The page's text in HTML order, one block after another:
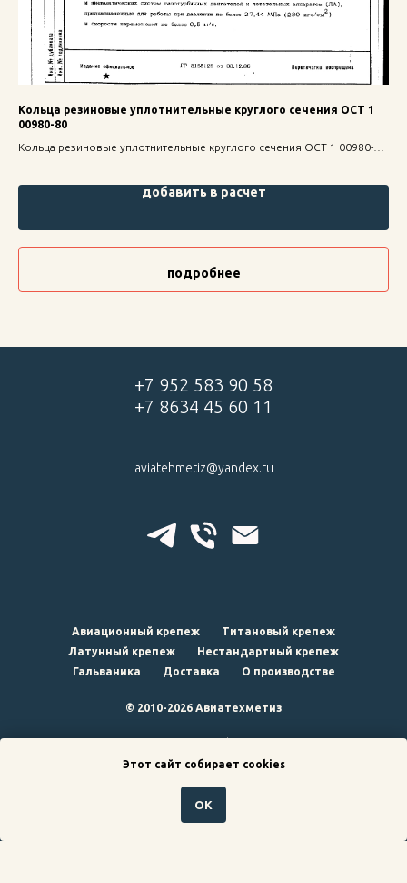
Кольца резиновые уплотнительные круглого сечения ОСТ 1
00980-80
Кольца резиновые уплотнительные круглого сечения ОСТ 1 00980-80
добавить в расчет
подробнее
+7 952 583 90 58
+7 8634 45 60 11
aviatehmetiz@yandex.ru
Авиационный крепеж
Титановый крепеж
Латунный крепеж
Нестандартный крепеж
Гальваника
Доставка О производстве
© 2010-2026 Авиатехметиз
наверх
Этот сайт собирает cookies
ОК